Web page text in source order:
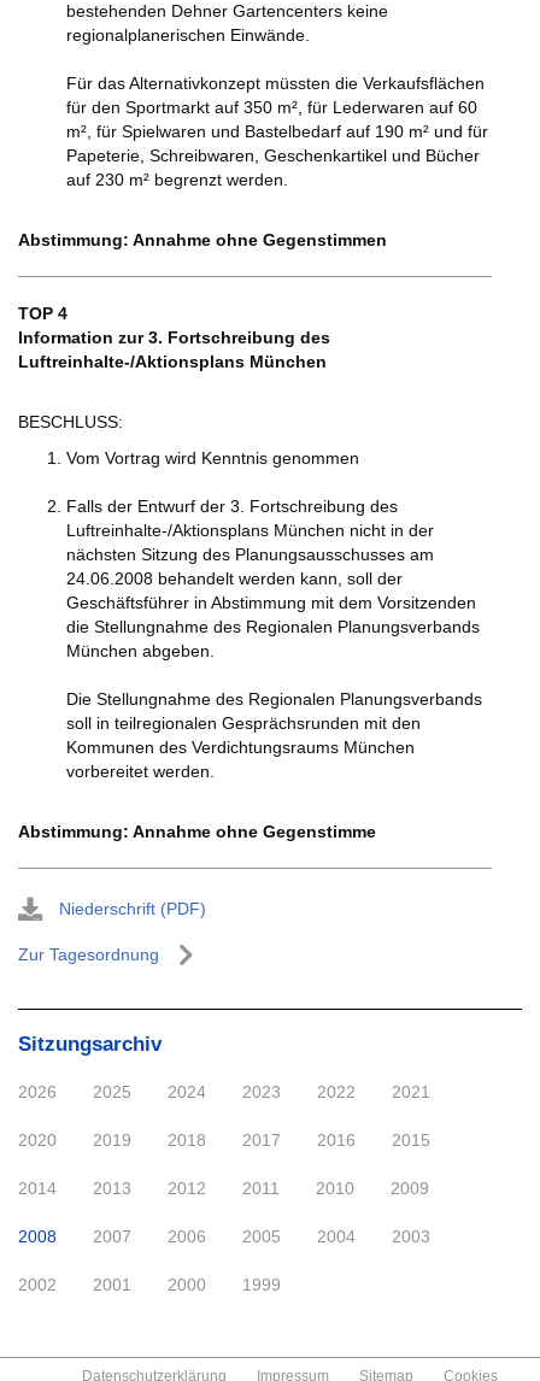
bestehenden Dehner Gartencenters keine
regionalplanerischen Einwände.
Für das Alternativkonzept müssten die Verkaufsflächen
für den Sportmarkt auf 350 m², für Lederwaren auf 60
m², für Spielwaren und Bastelbedarf auf 190 m² und für
Papeterie, Schreibwaren, Geschenkartikel und Bücher
auf 230 m² begrenzt werden.
Abstimmung: Annahme ohne Gegenstimmen
TOP 4
Information zur 3. Fortschreibung des
Luftreinhalte-/Aktionsplans München
BESCHLUSS:
Vom Vortrag wird Kenntnis genommen
Falls der Entwurf der 3. Fortschreibung des
Luftreinhalte-/Aktionsplans München nicht in der
nächsten Sitzung des Planungsausschusses am
24.06.2008 behandelt werden kann, soll der
Geschäftsführer in Abstimmung mit dem Vorsitzenden
die Stellungnahme des Regionalen Planungsverbands
München abgeben.
Die Stellungnahme des Regionalen Planungsverbands
soll in teilregionalen Gesprächsrunden mit den
Kommunen des Verdichtungsraums München
vorbereitet werden.
Abstimmung: Annahme ohne Gegenstimme
Niederschrift (PDF)
Zur Tagesordnung
Sitzungsarchiv
2026 2025 2024 2023 2022 2021
2020 2019 2018 2017 2016 2015
2014 2013 2012 2011 2010 2009
2008 2007 2006 2005 2004 2003
2002 2001 2000 1999
Datenschutzerklärung Impressum Sitemap Cookies